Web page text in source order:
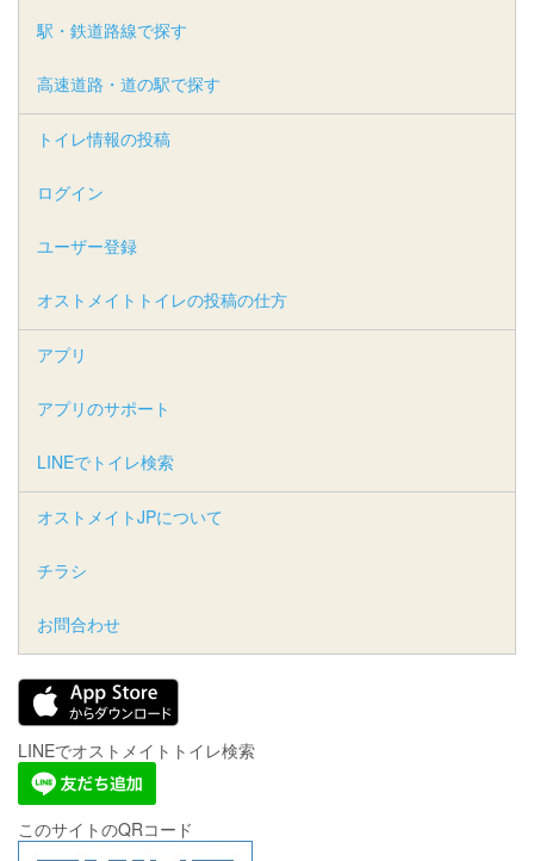
駅・鉄道路線で探す
高速道路・道の駅で探す
トイレ情報の投稿
ログイン
ユーザー登録
オストメイトトイレの投稿の仕方
アプリ
アプリのサポート
LINEでトイレ検索
オストメイトJPについて
チラシ
お問合わせ
LINEでオストメイトトイレ検索
このサイトのQRコード